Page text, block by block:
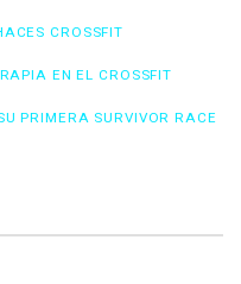
CROSSFIT
EN EL CROSSFIT
PRIMERA SURVIVOR RACE